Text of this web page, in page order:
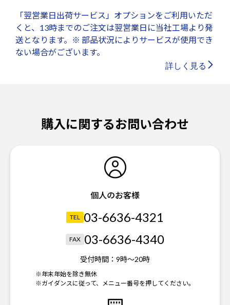
「翌営業日出荷サービス」オプションをご利用いただ
くと、13時までのご注文は翌営業日に当社工場より発
送となります。※ 部品状況によりサービスが使用でき
ない場合がございます。
詳しく見る
購入に関するお問い合わせ
個人のお客様
TEL 03-6636-4321
FAX 03-6636-4340
受付時間： 9時～20時
※年末年始を除き無休
※ガイダンスに従って、メニュー番号を押してください。